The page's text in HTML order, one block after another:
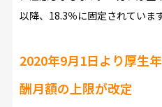
以降、18.3％に固定されています
2020年9月1日より厚生
酬月額の上限が改定